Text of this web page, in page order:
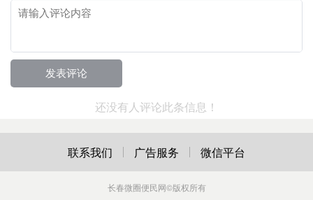
还没有人评论此条信息！
联系我们 广告服务 微信平台
长春微圈便民网©版权所有